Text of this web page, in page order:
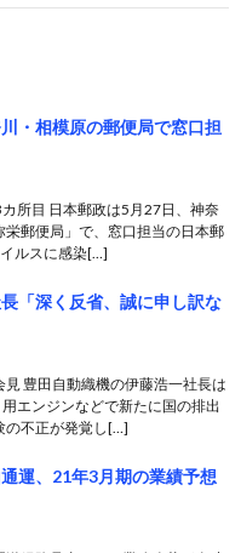
・相模原の郵便局で窓口担
所目 日本郵政は5月27日、神奈
栄郵便局」で、窓口担当の日本郵
ルスに感染[…]
「深く反省、誠に申し訳な
豊田自動織機の伊藤浩一社長は
エンジンなどで新たに国の排出
の不正が発覚し[…]
運、21年3月期の業績予想